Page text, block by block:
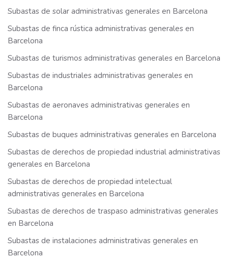
Subastas de solar administrativas generales en Barcelona
Subastas de finca rústica administrativas generales en
Barcelona
Subastas de turismos administrativas generales en Barcelona
Subastas de industriales administrativas generales en
Barcelona
Subastas de aeronaves administrativas generales en
Barcelona
Subastas de buques administrativas generales en Barcelona
Subastas de derechos de propiedad industrial administrativas
generales en Barcelona
Subastas de derechos de propiedad intelectual
administrativas generales en Barcelona
Subastas de derechos de traspaso administrativas generales
en Barcelona
Subastas de instalaciones administrativas generales en
Barcelona